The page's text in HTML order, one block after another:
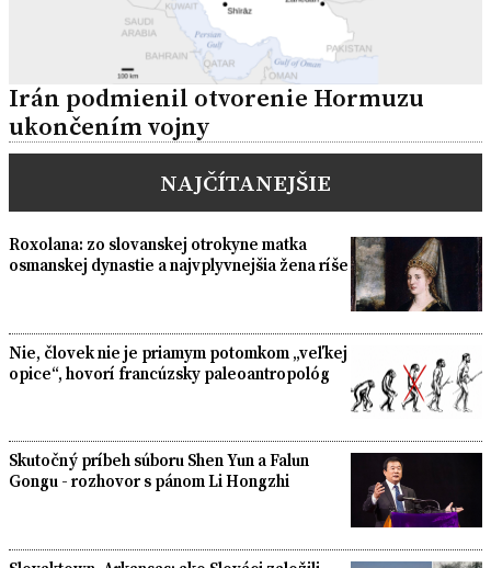
Irán podmienil otvorenie Hormuzu
ukončením vojny
NAJČÍTANEJŠIE
Roxolana: zo slovanskej otrokyne matka
osmanskej dynastie a najvplyvnejšia žena ríše
Nie, človek nie je priamym potomkom „veľkej
opice“, hovorí francúzsky paleoantropológ
Skutočný príbeh súboru Shen Yun a Falun
Gongu - rozhovor s pánom Li Hongzhi